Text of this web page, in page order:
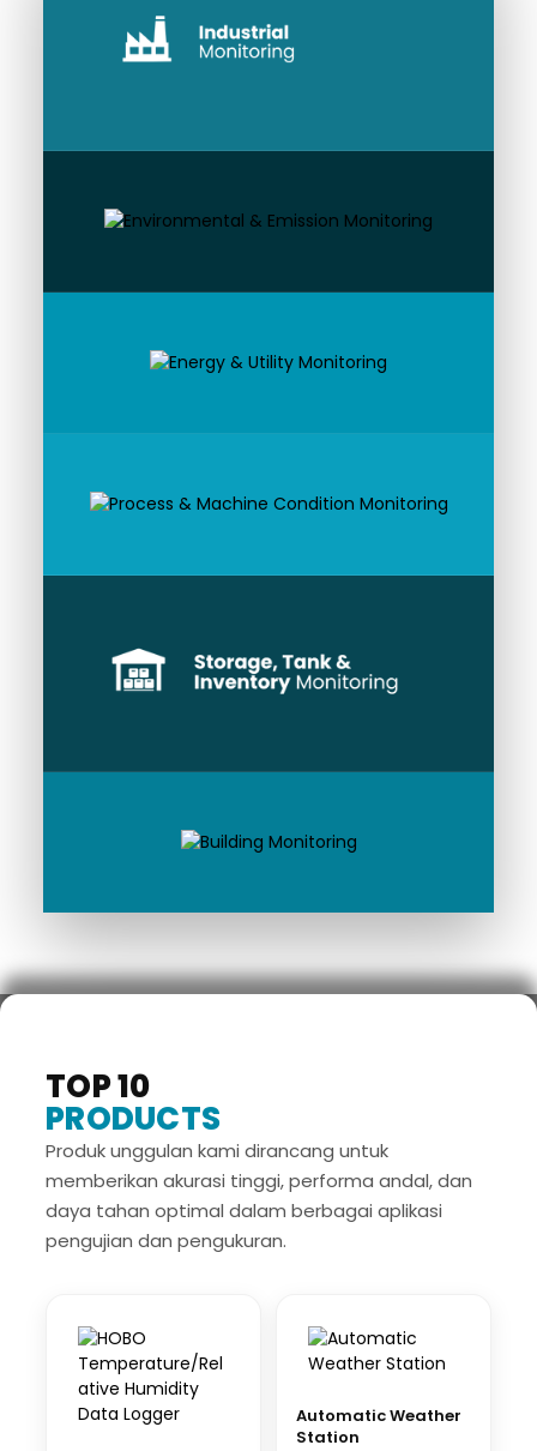
TOP 10
PRODUCTS
Produk unggulan kami dirancang untuk
memberikan akurasi tinggi, performa andal, dan
daya tahan optimal dalam berbagai aplikasi
pengujian dan pengukuran.
Automatic Weather
Station